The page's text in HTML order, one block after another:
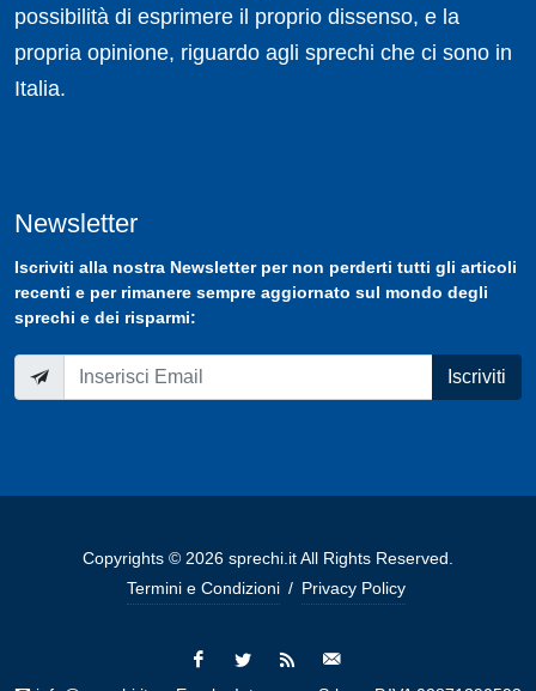
possibilità di esprimere il proprio dissenso, e la
propria opinione, riguardo agli sprechi che ci sono in
Italia.
Newsletter
Iscriviti alla nostra Newsletterper non perderti tutti gli articoli
recenti e per rimanere sempre aggiornato sul mondo degli
sprechi e dei risparmi:
Iscriviti
Copyrights © 2026 sprechi.it All Rights Reserved.
Termini e Condizioni / Privacy Policy